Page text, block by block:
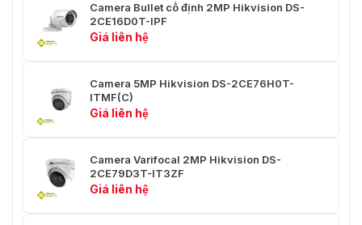
Chung
Điều kiện hoạt động
-40 °C đến 60 °C (-40 °F đến
Giao tiếp
Camera Bullet cố định 2MP Hikvision DS-
2CE16D0T-IPF
Giá liên hệ
Camera 5MP Hikvision DS-2CE76H0T-
ITMF(C)
Giá liên hệ
Camera Varifocal 2MP Hikvision DS-
2CE79D3T-IT3ZF
Giá liên hệ